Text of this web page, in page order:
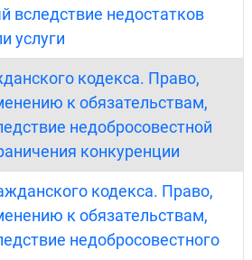
вследствие недостатков
услуги
кодекса. Право,
к обязательствам,
недобросовестной
конкуренции
кодекса. Право,
к обязательствам,
недобросовестного